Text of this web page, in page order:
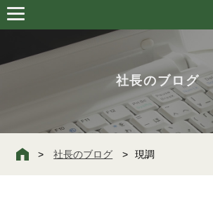
社長のブログ
社長のブログ 現調